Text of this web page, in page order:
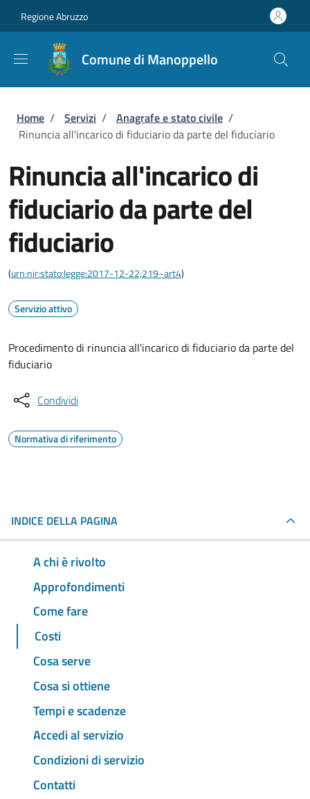
Regione Abruzzo
Comune di Manoppello
Briciole di pane
Home / Servizi / Anagrafe e stato civile /
Rinuncia all'incarico di fiduciario da parte del fiduciario
Rinuncia all'incarico di
fiduciario da parte del
fiduciario
(urn:nir:stato:legge:2017-12-22;219~art4)
Servizio attivo
Procedimento di rinuncia all'incarico di fiduciario da parte del
fiduciario
Condividi
Normativa di riferimento
INDICE DELLA PAGINA
A chi è rivolto
Approfondimenti
Come fare
Costi
Cosa serve
Cosa si ottiene
Tempi e scadenze
Accedi al servizio
Condizioni di servizio
Contatti